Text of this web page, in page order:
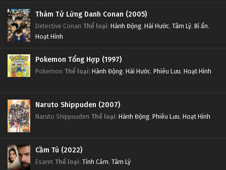
Thám Tử Lừng Danh Conan (2005)
Detective Conan Thể loại: Hành Động, Hài Hước, Tâm Lý, Bí ẩn,
Hoạt Hình
Pokemon Tổng Hợp (1997)
Pokemon Thể loại: Hành Động, Hài Hước, Phiêu Lưu, Hoạt Hình
Naruto Shippuden (2007)
Naruto Shippuuden Thể loại: Hành Động, Phiêu Lưu, Hoạt Hình
Cầm Tù (2022)
Esaret Thể loại: Tình Cảm, Tâm Lý